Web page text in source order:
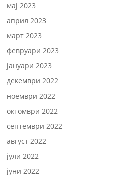
мај 2023
април 2023
март 2023
февруари 2023
јануари 2023
декември 2022
ноември 2022
октомври 2022
септември 2022
август 2022
јули 2022
јуни 2022